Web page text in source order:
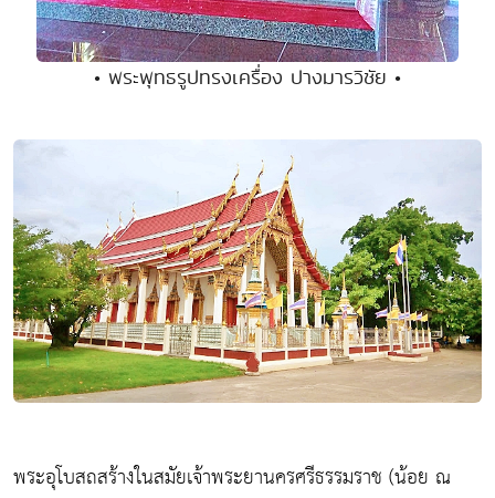
• พระพุทธรูปทรงเครื่อง ปางมารวิชัย •
พระอุโบสถสร้างในสมัยเจ้าพระยานครศรีธรรมราช (น้อย ณ